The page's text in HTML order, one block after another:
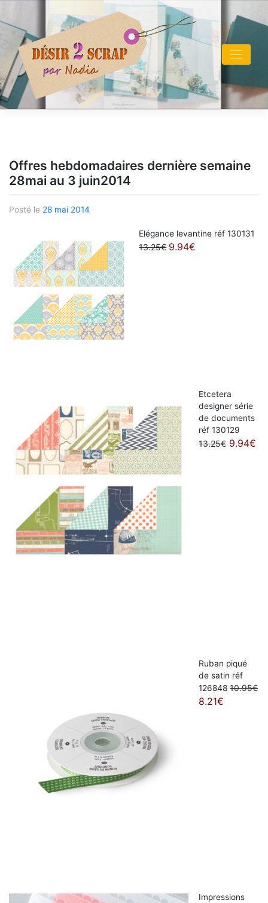
content
Offres hebdomadaires dernière semaine
28mai au 3 juin2014
Posté le 28 mai 2014
Elégance levantine réf 130131
13.25€ 9.94€
Etcetera
designer série
de documents
réf 130129
13.25€9.94€
Ruban piqué
de satin réf
12684810.95€
8.21€
Impressions